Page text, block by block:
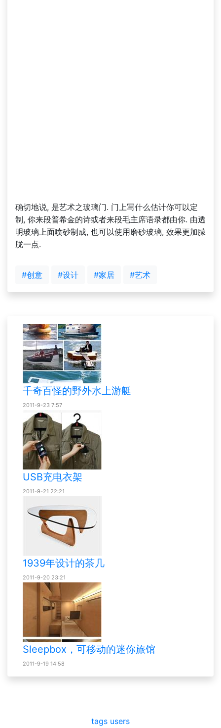
确切地说, 是艺术之玻璃门. 门上写什么估计你可以定
制, 你来段普希金的诗或者来段毛主席语录都由你. 由透
明玻璃上面喷砂制成, 也可以使用磨砂玻璃, 效果更加朦
胧一点.
#创意 #设计 #家居 #艺术
千奇百怪的野外水上游艇
2011-9-23 7:57
USB充电衣架
2011-9-21 22:21
1939年设计的茶几
2011-9-20 23:21
Sleepbox，可移动的迷你旅馆
2011-9-19 14:58
tags users